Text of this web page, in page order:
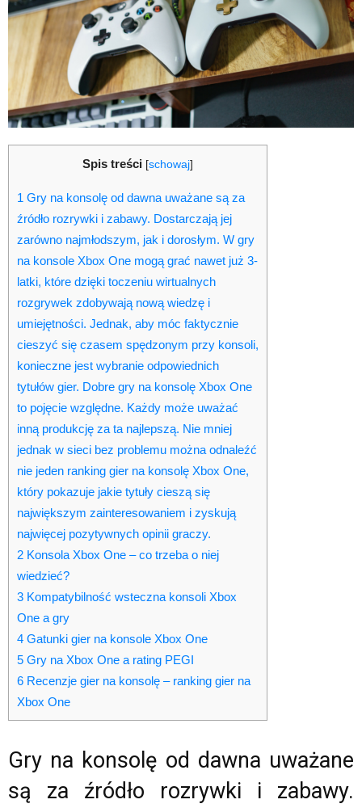
Spis treści [schowaj]
1 Gry na konsolę od dawna uważane są za
źródło rozrywki i zabawy. Dostarczają jej
zarówno najmłodszym, jak i dorosłym. W gry
na konsole Xbox One mogą grać nawet już 3-
latki, które dzięki toczeniu wirtualnych
rozgrywek zdobywają nową wiedzę i
umiejętności. Jednak, aby móc faktycznie
cieszyć się czasem spędzonym przy konsoli,
konieczne jest wybranie odpowiednich
tytułów gier. Dobre gry na konsolę Xbox One
to pojęcie względne. Każdy może uważać
inną produkcję za ta najlepszą. Nie mniej
jednak w sieci bez problemu można odnaleźć
nie jeden ranking gier na konsolę Xbox One,
który pokazuje jakie tytuły cieszą się
największym zainteresowaniem i zyskują
najwięcej pozytywnych opinii graczy.
2 Konsola Xbox One – co trzeba o niej
wiedzieć?
3 Kompatybilność wsteczna konsoli Xbox
One a gry
4 Gatunki gier na konsole Xbox One
5 Gry na Xbox One a rating PEGI
6 Recenzje gier na konsolę – ranking gier na
Xbox One
Gry na konsolę od dawna uważane
są za źródło rozrywki i zabawy.